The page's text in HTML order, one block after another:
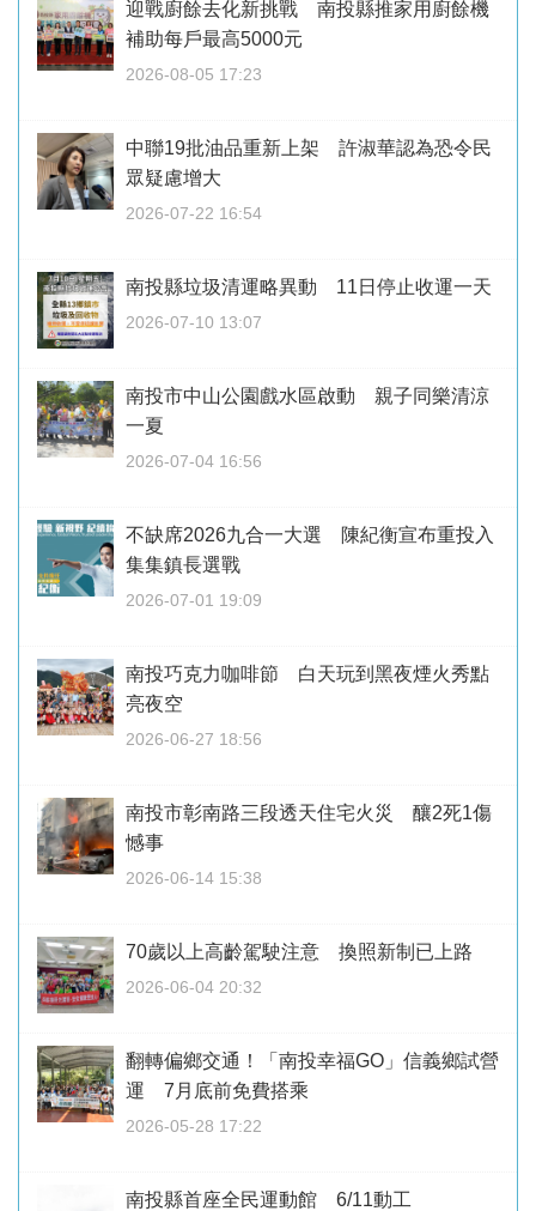
迎戰廚餘去化新挑戰 南投縣推家用廚餘機
補助每戶最高5000元
2026-08-05 17:23
中聯19批油品重新上架 許淑華認為恐令民
眾疑慮增大
2026-07-22 16:54
南投縣垃圾清運略異動 11日停止收運一天
2026-07-10 13:07
南投市中山公園戲水區啟動 親子同樂清涼
一夏
2026-07-04 16:56
不缺席2026九合一大選 陳紀衡宣布重投入
集集鎮長選戰
2026-07-01 19:09
南投巧克力咖啡節 白天玩到黑夜煙火秀點
亮夜空
2026-06-27 18:56
南投市彰南路三段透天住宅火災 釀2死1傷
憾事
2026-06-14 15:38
70歲以上高齡駕駛注意 換照新制已上路
2026-06-04 20:32
翻轉偏鄉交通！「南投幸福GO」信義鄉試營
運 7月底前免費搭乘
2026-05-28 17:22
南投縣首座全民運動館 6/11動工